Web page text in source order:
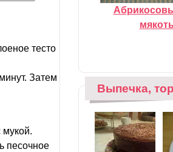
тесто
Затем
мукой.
песочное
Выпечка,